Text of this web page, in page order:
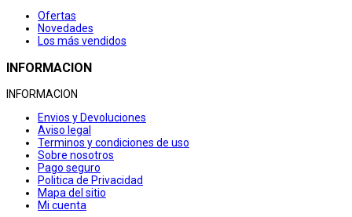
Ofertas
Novedades
Los más vendidos
INFORMACION
INFORMACION
Envios y Devoluciones
Aviso legal
Terminos y condiciones de uso
Sobre nosotros
Pago seguro
Politica de Privacidad
Mapa del sitio
Mi cuenta